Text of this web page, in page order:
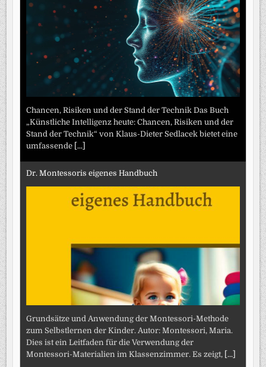
Chancen, Risiken und der Stand der Technik Das Buch
„Künstliche Intelligenz heute: Chancen, Risiken und der
Stand der Technik“ von Klaus-Dieter Sedlacek bietet eine
umfassende [...]
Dr. Montessoris eigenes Handbuch
Grundsätze und Anwendung der Montessori-Methode
zum Selbstlernen der Kinder. Autor: Montessori, Maria.
Dies ist ein Leitfaden für die Verwendung der
Montessori-Materialien im Klassenzimmer. Es zeigt, [...]